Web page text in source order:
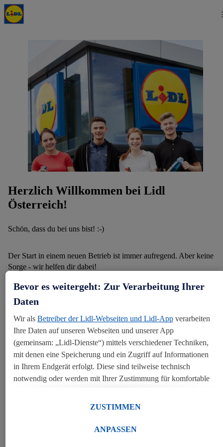
Herzlich Willkommen bei Lidl
Österreich!
Schön, dass du bei uns bist! :-)
Der Start in einem neuen Betrieb ist immer aufregend. Aber keine
Sorge - wir helfen dir dabei!
Auf dieser Seite findest du unser
. Es hilft dir bei
Abkürzungen und Begriffen in deinem zukünftigen Arbeitsalltag.
Viel Spaß beim Entdecken und bis bald bei Lidl Österreich! :-)
DEIN LIDL ABC DOWNLOADEN
Bevor es weitergeht: Zur Verarbeitung Ihrer
Daten
Wir als Betreiber der Lidl-Webseiten und Lidl-App verarbeiten
Ihre Daten auf unseren Webseiten und unserer App
(gemeinsam: „Lidl-Dienste“) mittels verschiedener Techniken,
mit denen eine Speicherung und ein Zugriff auf Informationen
in Ihrem Endgerät erfolgt. Diese sind teilweise technisch
notwendig oder werden mit Ihrer Zustimmung für komfortable
Werbung innerhalb und außerhalb der Lidl-Dienste verwendet.
für diese Zwecke auch Daten aus Ihrem Filial-Kaufverhalten
ANPASSEN
ZUSTIMMEN